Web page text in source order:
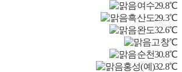
여수29.8℃
흑산도29.3℃
완도32.6℃
고창℃
순천30.8℃
홍성(예)32.8℃